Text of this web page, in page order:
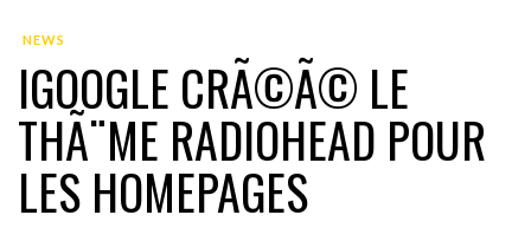
NEWS
IGOOGLE CRÃ©Ã© LE
THÃ¨ME RADIOHEAD POUR
LES HOMEPAGES